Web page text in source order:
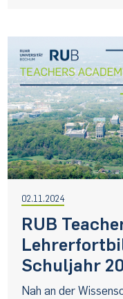
02.11.2024
RUB
Schuljahr
Nah an der